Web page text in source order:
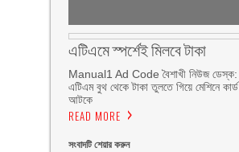
এটিএমে স্পর্শেই মিলবে টাকা
Manual1 Ad Code বৈশাখী নিউজ ডেস্ক:
এটিএম বুথ থেকে টাকা তুলতে গিয়ে মেশিনে কার্ড
আটকে
READ MORE
সংবাদটি শেয়ার করুন